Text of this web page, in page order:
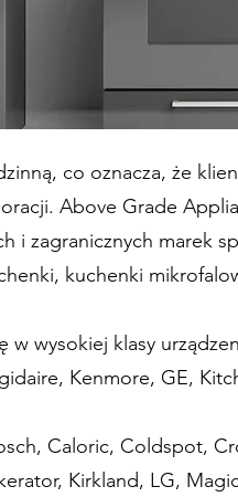
co oznacza, że
Above Grade
i zagranicznych marek
kuchenki
klasy
Kenmore, GE,
Caloric, Coldspot,
Kirkland, LG,